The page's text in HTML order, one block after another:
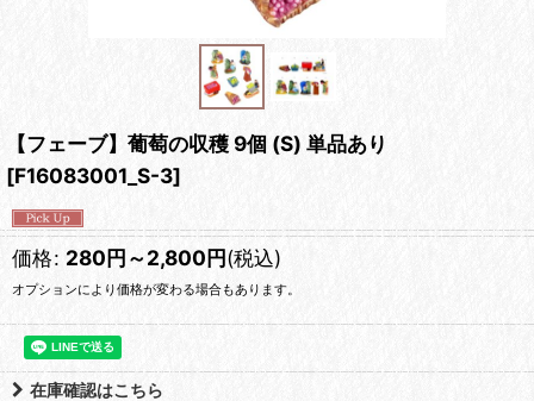
【フェーブ】葡萄の収穫 9個 (S) 単品あり
[F16083001_S-3]
価格: 280円～2,800円(税込)
オプションにより価格が変わる場合もあります。
在庫確認はこちら